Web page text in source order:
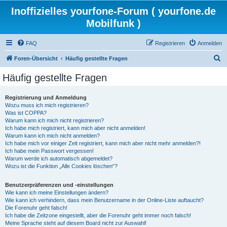
Inoffizielles yourfone-Forum ( yourfone.de
Mobilfunk )
FAQ Anmelden
Registrieren
Foren-Übersicht Häufig gestellte Fragen
Häufig gestellte Fragen
Registrierung und Anmeldung
Wozu muss ich mich registrieren?
Was ist COPPA?
Warum kann ich mich nicht registrieren?
Ich habe mich registriert, kann mich aber nicht anmelden!
Warum kann ich mich nicht anmelden?
Ich habe mich vor einiger Zeit registriert, kann mich aber nicht mehr anmelden?!
Ich habe mein Passwort vergessen!
Warum werde ich automatisch abgemeldet?
Wozu ist die Funktion „Alle Cookies löschen“?
Benutzerpräferenzen und -einstellungen
Wie kann ich meine Einstellungen ändern?
Wie kann ich verhindern, dass mein Benutzername in der Online-Liste auftaucht?
Die Forenuhr geht falsch!
Ich habe die Zeitzone eingestellt, aber die Forenuhr geht immer noch falsch!
Meine Sprache steht auf diesem Board nicht zur Auswahl!